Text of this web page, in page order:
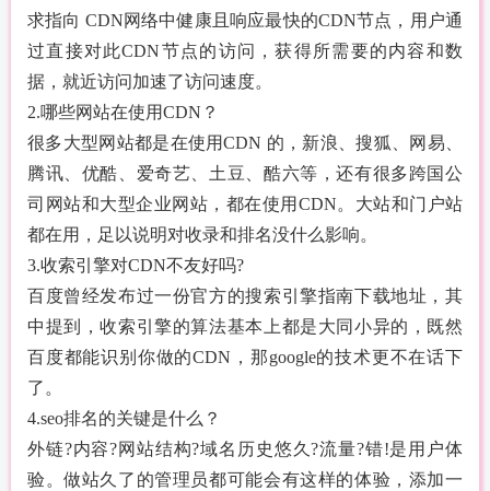
求指向 CDN网络中健康且响应最快的CDN节点，用户通
过直接对此CDN节点的访问，获得所需要的内容和数
据，就近访问加速了访问速度。
2.哪些网站在使用CDN？
很多大型网站都是在使用CDN 的，新浪、搜狐、网易、
腾讯、优酷、爱奇艺、土豆、酷六等，还有很多跨国公
司网站和大型企业网站，都在使用CDN。大站和门户站
都在用，足以说明对收录和排名没什么影响。
3.收索引擎对CDN不友好吗?
百度曾经发布过一份官方的搜索引擎指南下载地址，其
中提到，收索引擎的算法基本上都是大同小异的，既然
百度都能识别你做的CDN，那google的技术更不在话下
了。
4.seo排名的关键是什么？
外链?内容?网站结构?域名历史悠久?流量?错!是用户体
验。做站久了的管理员都可能会有这样的体验，添加一